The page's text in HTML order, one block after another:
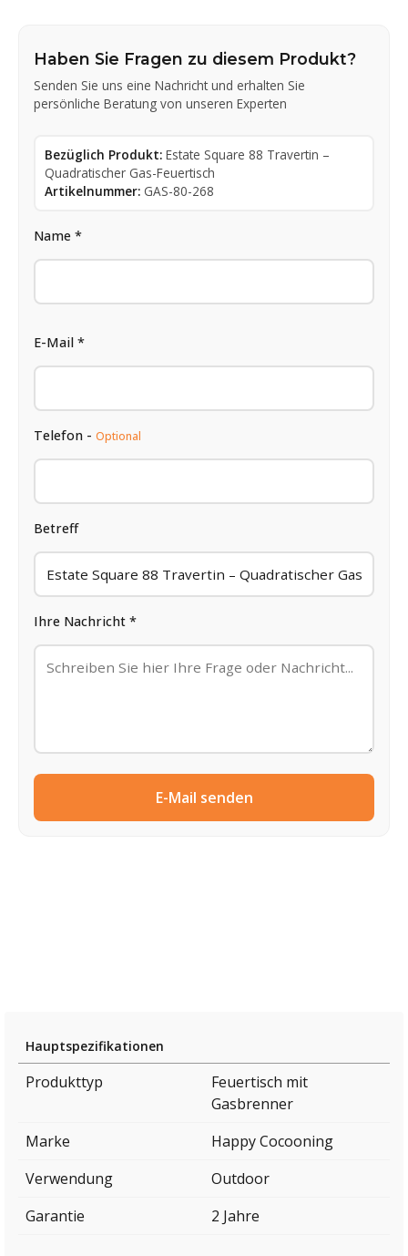
Haben Sie Fragen zu diesem Produkt?
Senden Sie uns eine Nachricht und erhalten Sie
persönliche Beratung von unseren Experten
Bezüglich Produkt: Estate Square 88 Travertin –
Quadratischer Gas-Feuertisch
Artikelnummer: GAS-80-268
Name *
E-Mail *
Telefon - Optional
Betreff
Ihre Nachricht *
E-Mail senden
Hauptspezifikationen
Produkttyp
Feuertisch mit
Gasbrenner
Marke
Happy Cocooning
Verwendung
Outdoor
Garantie
2 Jahre